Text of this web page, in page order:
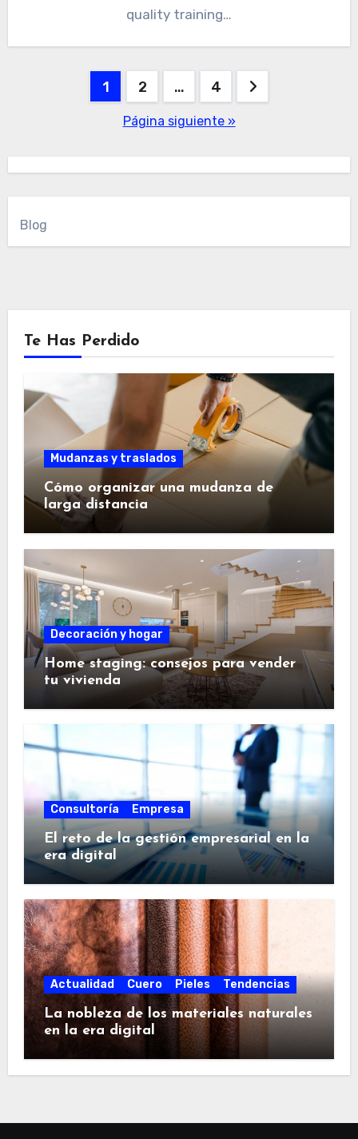
quality training…
1 2 … 4
Página siguiente »
Blog
Te Has Perdido
Mudanzas y traslados
Cómo organizar una mudanza de
larga distancia
Decoración y hogar
Home staging: consejos para vender
tu vivienda
Consultoría Empresa
El reto de la gestión empresarial en la
era digital
Actualidad Cuero Pieles Tendencias
La nobleza de los materiales naturales
en la era digital